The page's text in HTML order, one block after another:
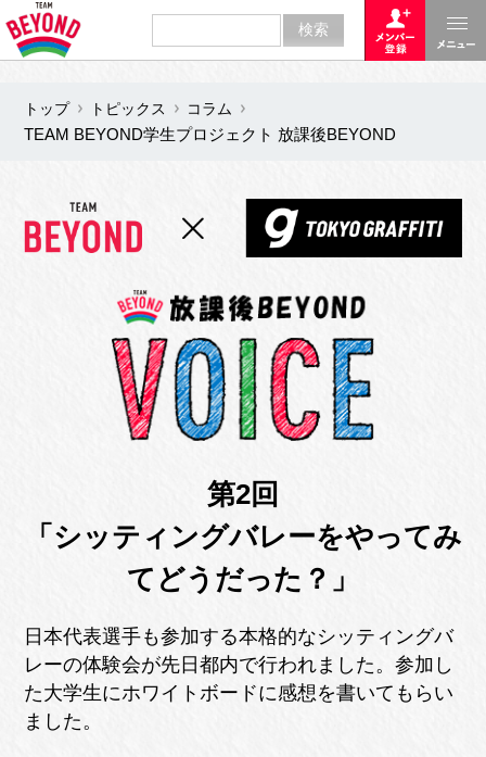
トップ トピックス
コラム
TEAM BEYOND学生プロジェクト 放課後BEYOND
第2回
「シッティングバレーをやってみ
てどうだった？」
日本代表選手も参加する本格的なシッティングバ
レーの体験会が先日都内で行われました。参加し
た大学生にホワイトボードに感想を書いてもらい
ました。